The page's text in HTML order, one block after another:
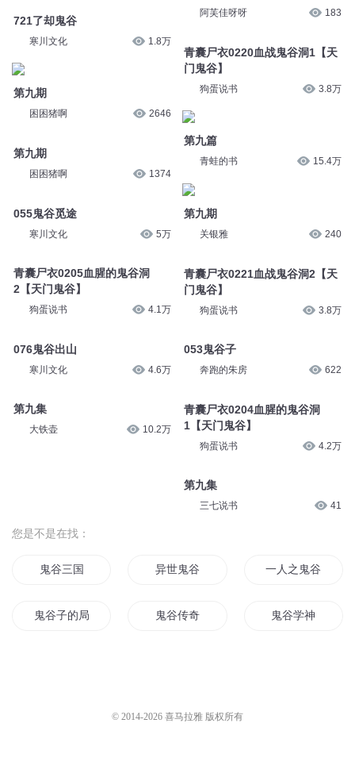
721了却鬼谷
寒川文化 1.8万
第九期
困困猪啊 2646
第九期
困困猪啊 1374
055鬼谷觅途
寒川文化 5万
青囊尸衣0205血腥的鬼谷洞
2【天门鬼谷】
狗蛋说书 4.1万
076鬼谷出山
寒川文化 4.6万
第九集
大铁壶 10.2万
阿芙佳呀呀 183
青囊尸衣0220血战鬼谷洞1【天
门鬼谷】
狗蛋说书 3.8万
第九篇
青蛙的书 15.4万
第九期
关银雅 240
青囊尸衣0221血战鬼谷洞2【天
门鬼谷】
狗蛋说书 3.8万
053鬼谷子
奔跑的朱房 622
青囊尸衣0204血腥的鬼谷洞
1【天门鬼谷】
狗蛋说书 4.2万
第九集
三七说书 41
您是不是在找：
鬼谷三国 异世鬼谷 一人之鬼谷传人
鬼谷子的局 鬼谷传奇 鬼谷学神
© 2014-2026 喜马拉雅 版权所有